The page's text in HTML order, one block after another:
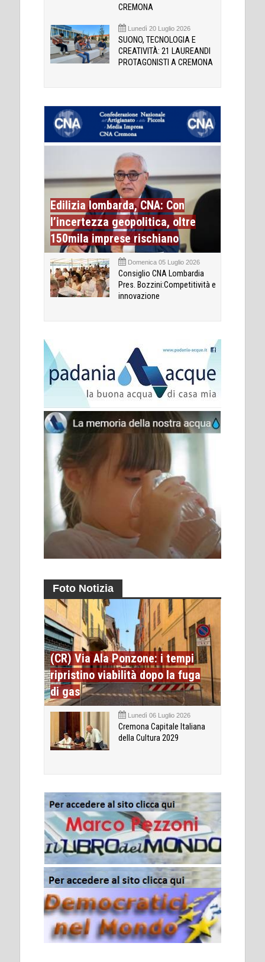
CREMONA
Lunedì 20 Luglio 2026
SUONO, TECNOLOGIA E
CREATIVITÀ: 21 LAUREANDI
PROTAGONISTI A CREMONA
Edilizia lombarda, CNA: Con
l’incertezza geopolitica, oltre
150mila imprese rischiano
Domenica 05 Luglio 2026
Consiglio CNA Lombardia
Pres. Bozzini:Competitività e
innovazione
Foto Notizia
(CR) Via Ala Ponzone: i tempi
ripristino viabilità dopo la fuga
di gas
Lunedì 06 Luglio 2026
Cremona Capitale Italiana
della Cultura 2029